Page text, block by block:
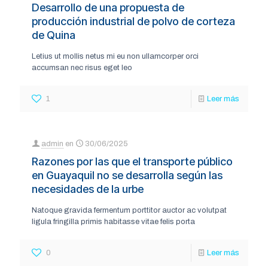
Desarrollo de una propuesta de
producción industrial de polvo de corteza
de Quina
Letius ut mollis netus mi eu non ullamcorper orci
accumsan nec risus eget leo
1 Leer más
admin en 30/06/2025
Razones por las que el transporte público
en Guayaquil no se desarrolla según las
necesidades de la urbe
Natoque gravida fermentum porttitor auctor ac volutpat
ligula fringilla primis habitasse vitae felis porta
0 Leer más